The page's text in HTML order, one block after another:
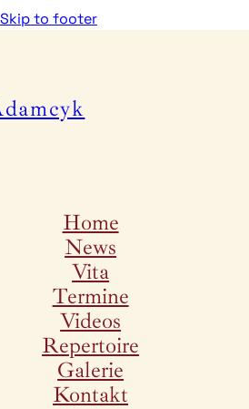
Skip to footer
Home
News
Vita
Termine
Videos
Repertoire
Galerie
Kontakt